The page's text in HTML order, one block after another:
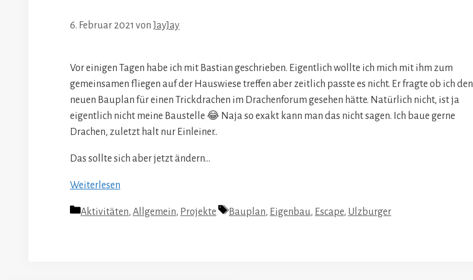
6. Februar 2021 von JayJay
Vor einigen Tagen habe ich mit Bastian geschrieben. Eigentlich wollte ich mich mit ihm zum
gemeinsamen fliegen auf der Hauswiese treffen aber zeitlich passte es nicht. Er fragte ob ich den
neuen Bauplan für einen Trickdrachen im Drachenforum gesehen hätte. Natürlich nicht, ist ja
eigentlich nicht meine Baustelle 😂 Naja so exakt kann man das nicht sagen. Ich baue gerne
Drachen, zuletzt halt nur Einleiner..
Das sollte sich aber jetzt ändern…
Weiterlesen
Kategorien
Aktivitäten, Allgemein, Projekte Schlagwörter
Bauplan, Eigenbau, Escape, Ulzburger